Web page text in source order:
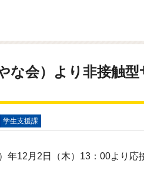
な会）より非接触
学生支援課
年12月2日（木）13：00より応